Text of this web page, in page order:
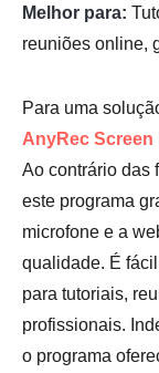
Melhor para:
reuniões online,
Para uma
AnyRec Screen
Ao contrário das
este programa
microfone e a
qualidade. É
para tutoriais,
profissionais.
o programa